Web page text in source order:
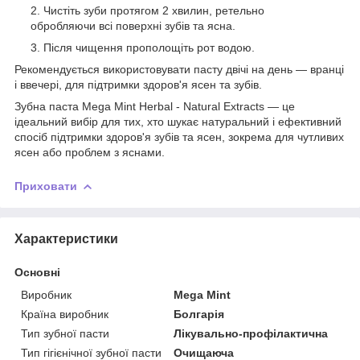
Чистіть зуби протягом 2 хвилин, ретельно
обробляючи всі поверхні зубів та ясна.
Після чищення прополощіть рот водою.
Рекомендується використовувати пасту двічі на день — вранці
і ввечері, для підтримки здоров'я ясен та зубів.
Зубна паста Mega Mint Herbal - Natural Extracts — це
ідеальний вибір для тих, хто шукає натуральний і ефективний
спосіб підтримки здоров'я зубів та ясен, зокрема для чутливих
ясен або проблем з яснами.
Приховати
Характеристики
Основні
Виробник
Mega Mint
Країна виробник
Болгарія
Тип зубної пасти
Лікувально-профілактична
Тип гігієнічної зубної пасти
Очищаюча